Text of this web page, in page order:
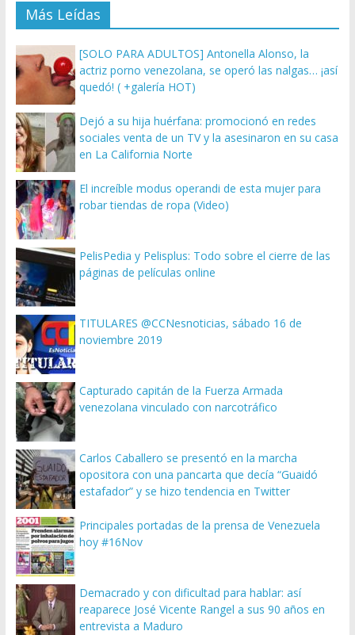
Más Leídas
[SOLO PARA ADULTOS] Antonella Alonso, la
actriz porno venezolana, se operó las nalgas… ¡así
quedó! ( +galería HOT)
Dejó a su hija huérfana: promocionó en redes
sociales venta de un TV y la asesinaron en su casa
en La California Norte
El increíble modus operandi de esta mujer para
robar tiendas de ropa (Video)
PelisPedia y Pelisplus: Todo sobre el cierre de las
páginas de películas online
TITULARES @CCNesnoticias, sábado 16 de
noviembre 2019
Capturado capitán de la Fuerza Armada
venezolana vinculado con narcotráfico
Carlos Caballero se presentó en la marcha
opositora con una pancarta que decía “Guaidó
estafador” y se hizo tendencia en Twitter
Principales portadas de la prensa de Venezuela
hoy #16Nov
Demacrado y con dificultad para hablar: así
reaparece José Vicente Rangel a sus 90 años en
entrevista a Maduro